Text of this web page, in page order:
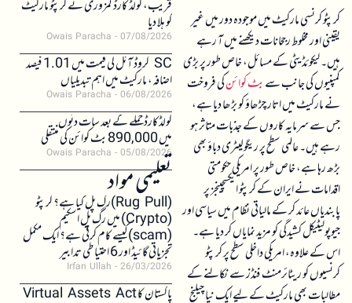
کرپٹو کرنسی مارکیٹ میں موجودہ دور میں غیر
یقینی اور مخلوط رجحانات دیکھنے میں آ رہے
ہیں۔ لیکوئڈیٹی کے مسائل، خاص طور پر بڑی
کمپنیوں کی جانب سےبٹ کوائنکی فروخت
نے مارکیٹ میں اتار چڑھاؤ کو بڑھا دیا ہے،
جس سے سرمایہ کاروں کے جذبات متاثر ہو
رہے ہیں۔ عالمی سطح پر ریگولیٹری دباؤ بھی
بڑھ رہا ہے، خاص طور پر امریکی حکومتی
اقدامات نے ایران کے کرپٹو ایکسچینجز پر
پابندیاں عائد کر کے مالیاتی نظام میں سیاسی اور
جیوپولیٹیکل کشیدگی کو مزید نمایاں کر دیا ہے۔
اس کے علاوہ، امریکی داخلی سطح پر کرپٹو
کرنسیوں کو ریٹائرمنٹ فنڈز سے نکالنے کے
مطالبات بھی مارکیٹ کے لیے ایک نیا چیلنج
قریب، کولڈ کارڈ کمزوری نے کرپٹو مارکیٹ
کو ہلا دیا
Owais Paracha 07/08/2026
SC کروڈ آئل کی قیمت میں 1.01 فیصد
اضافہ، مارکیٹ میں اہم تبدیلیاں
Owais Paracha 06/08/2026
کولڈکارڈ حملے کے بعد سات دنوں
میں 890,000 بٹ کوائن کی منتقلی
Owais Paracha 05/08/2026
تعلیمی مواد(Rug Pull)رگ پل کیا ہے؟ کرپٹو
(Crypto) میں رگ پل اسکیم
(scam)کیسے کام کرتی ہے؟ ایک مکمل
تجزیاتی گائیڈ اور 6 احتیاطی تدابیر
Irfan Ullah 26/03/2026
پاکستان کا Virtual Assets Act